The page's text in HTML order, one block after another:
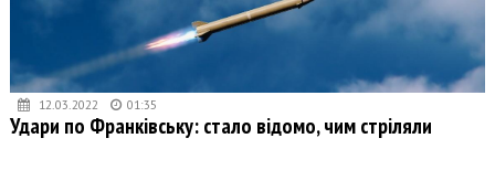
12.03.2022 01:35
Удари по Франківську: стало відомо, чим стріляли